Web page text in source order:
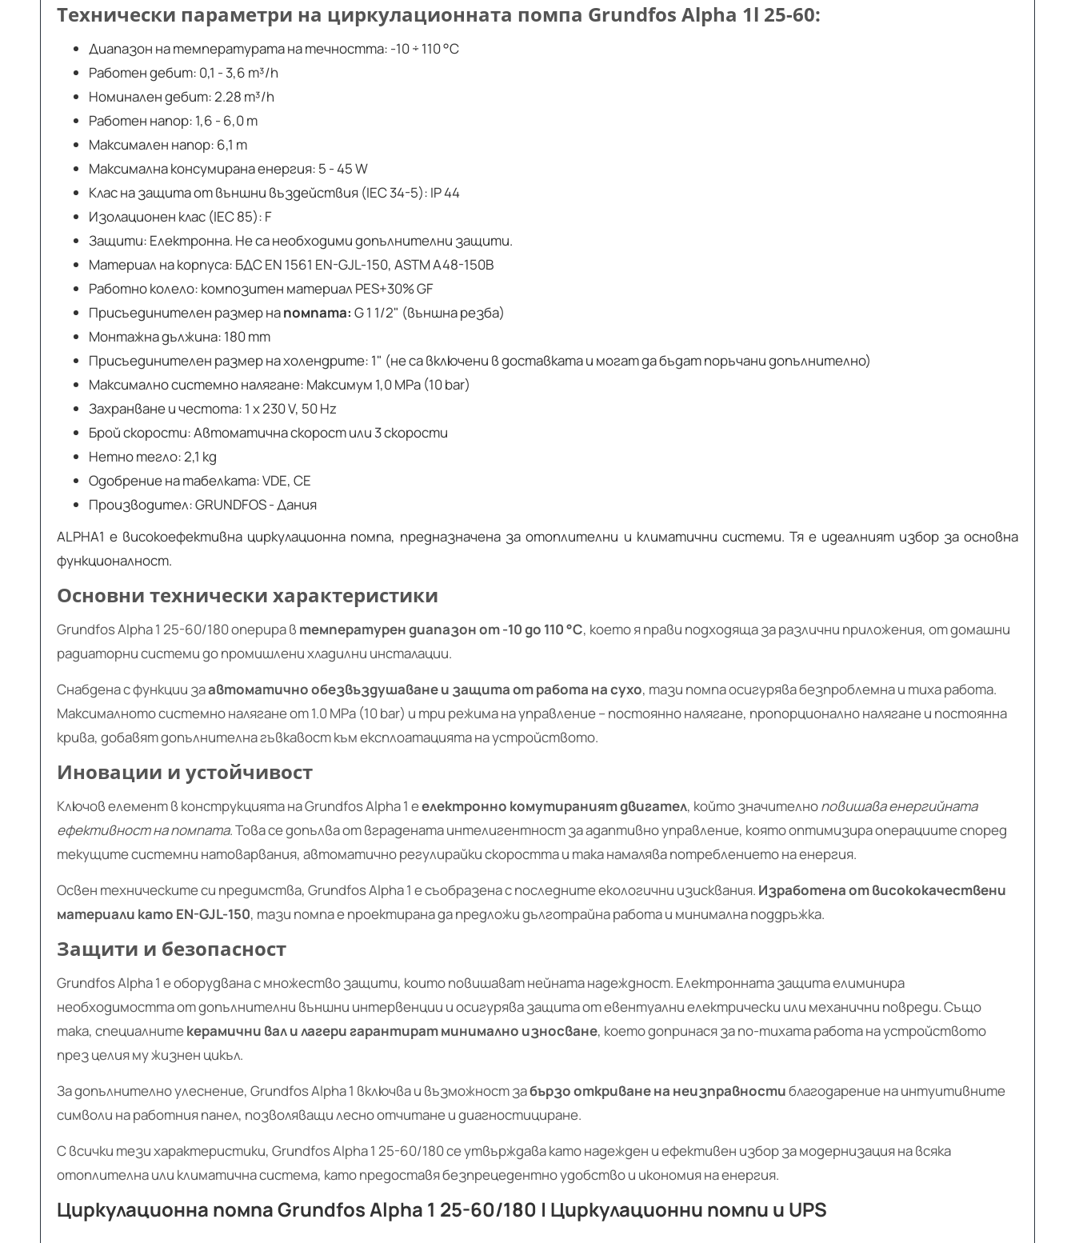
Технически параметри на циркулационната помпа Grundfos Alpha 1l 25-60:
Диапазон на температурата на течността: -10 ÷ 110 °C
Работен дебит: 0,1 - 3,6 m³/h
Номинален дебит: 2.28 m³/h
Работен напор: 1,6 - 6,0 m
Максимален напор: 6,1 m
Максимална консумирана енергия: 5 - 45 W
Клас на защита от външни въздействия (IEC 34-5): IP 44
Изолационен клас (IEC 85): F
Защити: Електронна. Не са необходими допълнителни защити.
Материал на корпуса: БДС EN 1561 EN-GJL-150, ASTM A48-150B
Работно колело: композитен материал PES+30% GF
Присъединителен размер напомпата: G 1 1/2" (външна резба)
Монтажна дължина: 180 mm
Присъединителен размер на холендрите: 1" (не са включени в доставката и могат да бъдат поръчани допълнително)
Максимално системно налягане: Максимум 1,0 MPa (10 bar)
Захранване и честота: 1 x 230 V, 50 Hz
Брой скорости: Автоматична скорост или 3 скорости
Нетно тегло: 2,1 kg
Одобрение на табелката: VDE, CE
Производител: GRUNDFOS - Дания
ALPHA1 е високоефективна циркулационна помпа, предназначена за отоплителни и климатични системи. Тя е идеалният избор за основна
функционалност.
Основни технически характеристики
Grundfos Alpha 1 25-60/180 оперира в температурен диапазон от -10 до 110 °C, което я прави подходяща за различни приложения, от домашни
радиаторни системи до промишлени хладилни инсталации.
Снабдена с функции заавтоматично обезвъздушаване и защита от работа на сухо, тази помпа осигурява безпроблемна и тиха работа.
Максималното системно налягане от 1.0 MPa (10 bar) и три режима на управление – постоянно налягане, пропорционално налягане и постоянна
крива, добавят допълнителна гъвкавост към експлоатацията на устройството.
Иновации и устойчивост
Ключов елемент в конструкцията на Grundfos Alpha 1 еелектронно комутираният двигател, който значителноповишава енергийната
ефективност на помпата. Това се допълва от вградената интелигентност за адаптивно управление, която оптимизира операциите според
текущите системни натоварвания, автоматично регулирайки скоростта и така намалява потреблението на енергия.
Освен техническите си предимства, Grundfos Alpha 1 е съобразена с последните екологични изисквания. Изработена от висококачествени
материали като EN-GJL-150, тази помпа е проектирана да предложи дълготрайна работа и минимална поддръжка.
Защити и безопасност
Grundfos Alpha 1 е оборудвана с множество защити, които повишават нейната надеждност. Електронната защита елиминира
необходимостта от допълнителни външни интервенции и осигурява защита от евентуални електрически или механични повреди. Също
така, специалнитекерамични вал и лагери гарантират минимално износване, което допринася за по-тихата работа на устройството
през целия му жизнен цикъл.
За допълнително улеснение, Grundfos Alpha 1 включва и възможност забързо откриване на неизправностиблагодарение на интуитивните
символи на работния панел, позволяващи лесно отчитане и диагностициране.
С всички тези характеристики, Grundfos Alpha 1 25-60/180 се утвърждава като надежден и ефективен избор за модернизация на всяка
отоплителна или климатична система, като предоставя безпрецедентно удобство и икономия на енергия.
Циркулационна помпа Grundfos Alpha 1 25-60/180 | Циркулационни помпи и UPS